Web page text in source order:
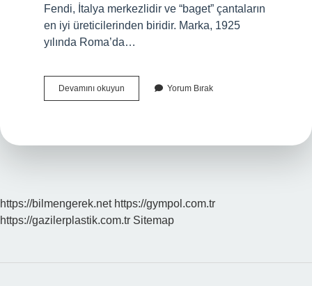
Fendi, İtalya merkezlidir ve “baget” çantaların
en iyi üreticilerinden biridir. Marka, 1925
yılında Roma’da…
Devamını okuyun
Ne
Yorum Bırak
https://bilmengerek.net https://gympol.com.tr
https://gazilerplastik.com.tr Sitemap